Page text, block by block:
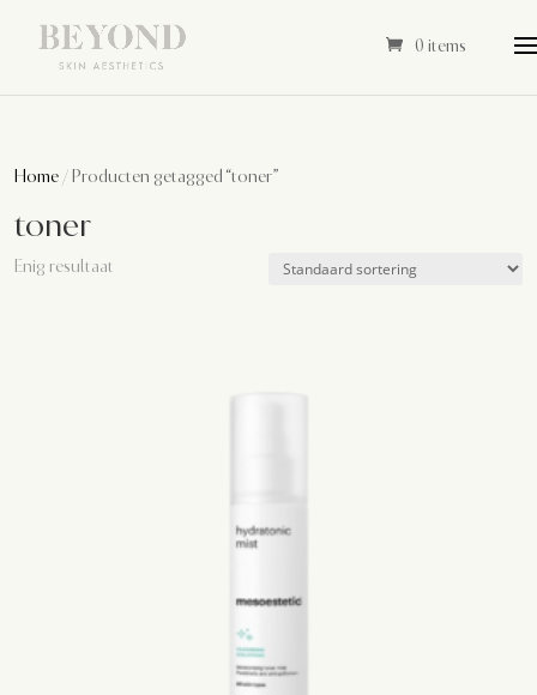
0 items
Home / Producten getagged “toner”
toner
Enig resultaat